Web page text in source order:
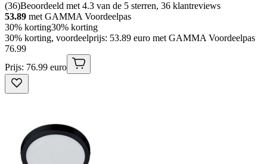
(36)Beoordeeld met 4.3 van de 5 sterren, 36 klantreviews
53.89 met GAMMA Voordeelpas
30% korting30% korting
30% korting, voordeelprijs: 53.89 euro met GAMMA Voordeelpas
76.99
Prijs: 76.99 euro